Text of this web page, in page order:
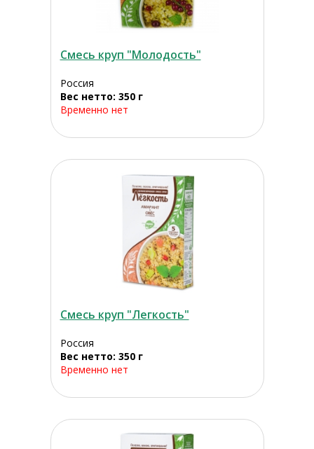
Смесь круп "Молодость"
Россия
Вес нетто: 350 г
Временно нет
Смесь круп "Легкость"
Россия
Вес нетто: 350 г
Временно нет